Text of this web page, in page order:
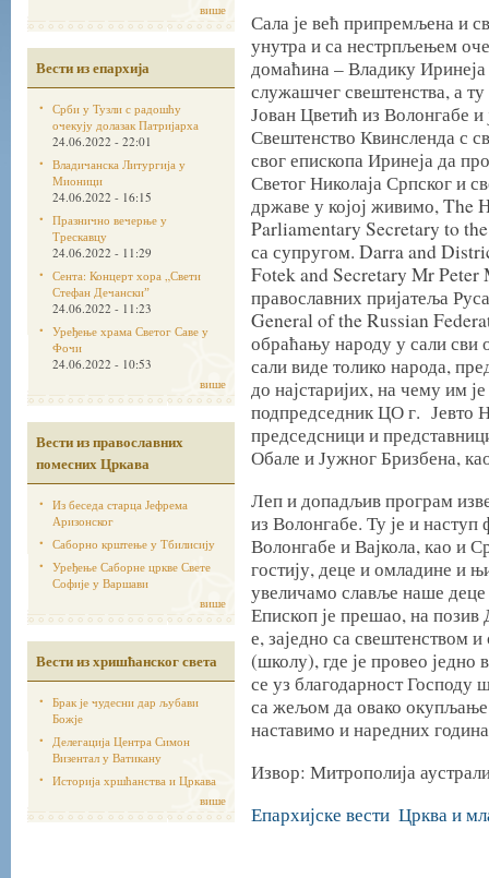
више
Вести из епархија
Срби у Тузли с радошћу
очекују долазак Патријарха
24.06.2022 - 22:01
Владичанска Литургија у
Мионици
24.06.2022 - 16:15
Празнично вечерње у
Трескавцу
24.06.2022 - 11:29
Сента: Концерт хора „Свети
Стефан Дечанскиˮ
24.06.2022 - 11:23
Уређење храма Светог Саве у
Фочи
24.06.2022 - 10:53
више
Вести из православних
помесних Цркава
Из беседа старца Јефрема
Аризонског
Саборно крштење у Тбилисију
Уређење Саборне цркве Свете
Софије у Варшави
више
Вести из хришћанског света
Брак је чудесни дар љубави
Божје
Делегација Центра Симон
Визентал у Ватикану
Историја хршћанства и Цркава
више
Сала је већ припремљена и
унутра и са нестрпљењем
домаћина – Владику
служашчег свештенства, а
Јован Цветић из Волонгабе
Свештенство Квинсленда с
свог епископа Иринеја да
Светог Николаја Српског и
државе у којој живимо,
Parliamentary Secretary to
са супругом. Darra and
Fotek and Secretary Mr Peter
православних пријатеља
General of the Russian
обраћању народу у сали
сали виде толико народа,
до најстаријих, на чему им
подпредседник ЦО г. Јевто
председсници и
Обале и Јужног Бризбена,
Леп и допадљив програм
из Волонгабе. Ту је и
Волонгабе и Вајкола, као и
гостију, деце и омладине и
увеличамо славље наше
Епископ је прешао, на
е, заједно са
(школу), где је провео једно
се уз благодарност
са жељом да овако
наставимо и наредних
Извор: Митрополија
Епархијске вести Црква и